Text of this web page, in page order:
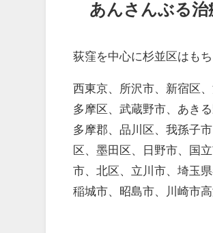
あんさんぶる
荻窪を中心に杉並区はもち
西東京、所沢市、新宿区
多摩区、武蔵野市、あき
多摩郡、品川区、我孫子
区、墨田区、日野市、国
市、北区、立川市、埼玉
稲城市、昭島市、川崎市